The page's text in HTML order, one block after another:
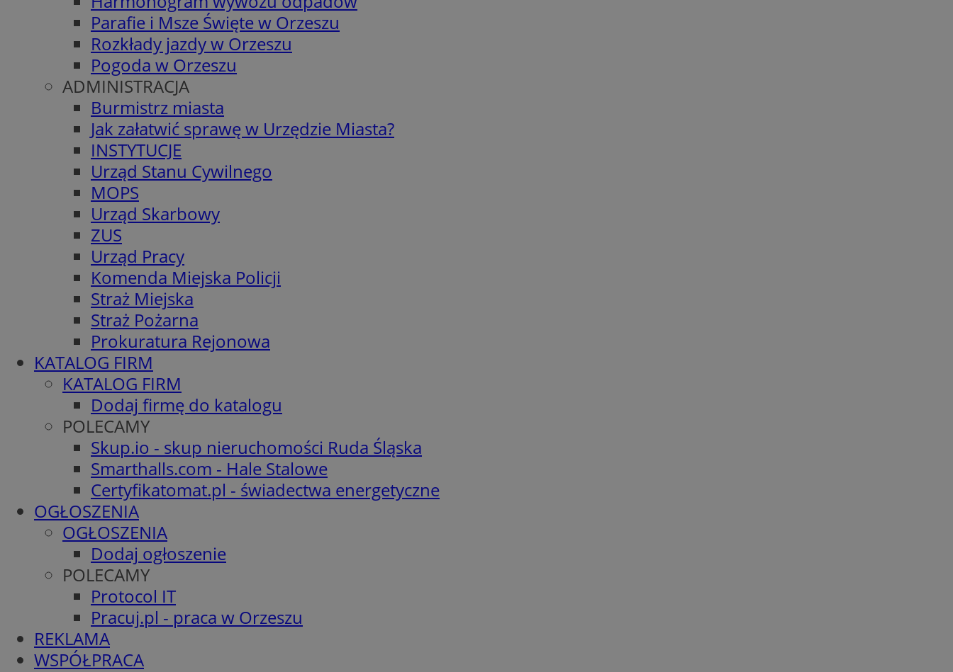
Parafie i Msze Święte w Orzeszu
Rozkłady jazdy w Orzeszu
Pogoda w Orzeszu
ADMINISTRACJA
Burmistrz miasta
Jak załatwić sprawę w Urzędzie Miasta?
INSTYTUCJE
Urząd Stanu Cywilnego
MOPS
Urząd Skarbowy
ZUS
Urząd Pracy
Komenda Miejska Policji
Straż Miejska
Straż Pożarna
Prokuratura Rejonowa
KATALOG FIRM
KATALOG FIRM
Dodaj firmę do katalogu
POLECAMY
Skup.io - skup nieruchomości Ruda Śląska
Smarthalls.com - Hale Stalowe
Certyfikatomat.pl - świadectwa energetyczne
OGŁOSZENIA
OGŁOSZENIA
Dodaj ogłoszenie
POLECAMY
Protocol IT
Pracuj.pl - praca w Orzeszu
REKLAMA
WSPÓŁPRACA